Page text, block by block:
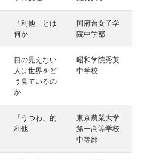
「利他」とは
何か
国府台女子学
院中学部
目の見えない
人は世界をど
う見ているの
か
昭和学院秀英
中学校
「うつわ」的
利他
東京農業大学
第一高等学校
中等部